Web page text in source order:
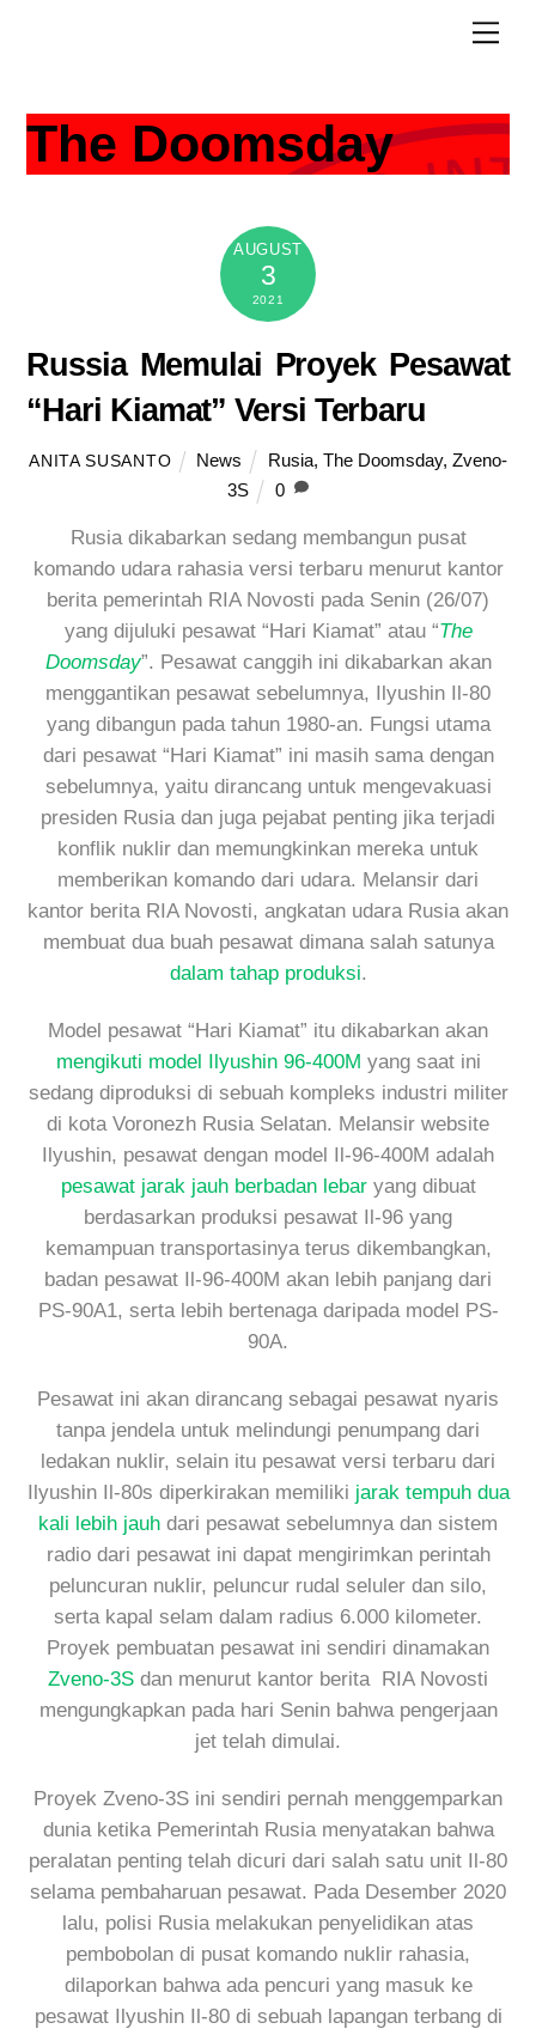
The Doomsday
AUGUST
3
2021
Russia Memulai Proyek Pesawat
“Hari Kiamat” Versi Terbaru
ANITA SUSANTO News Rusia, The Doomsday, Zveno-
3S
0
Rusia dikabarkan sedang membangun pusat
komando udara rahasia versi terbaru menurut kantor
berita pemerintah RIA Novosti pada Senin (26/07)
yang dijuluki pesawat “Hari Kiamat” atau “The
Doomsday”. Pesawat canggih ini dikabarkan akan
menggantikan pesawat sebelumnya, Ilyushin Il-80
yang dibangun pada tahun 1980-an. Fungsi utama
dari pesawat “Hari Kiamat” ini masih sama dengan
sebelumnya, yaitu dirancang untuk mengevakuasi
presiden Rusia dan juga pejabat penting jika terjadi
konflik nuklir dan memungkinkan mereka untuk
memberikan komando dari udara. Melansir dari
kantor berita RIA Novosti, angkatan udara Rusia akan
membuat dua buah pesawat dimana salah satunya
dalam tahap produksi.
Model pesawat “Hari Kiamat” itu dikabarkan akan
mengikuti model Ilyushin 96-400M yang saat ini
sedang diproduksi di sebuah kompleks industri militer
di kota Voronezh Rusia Selatan. Melansir website
Ilyushin, pesawat dengan model Il-96-400M adalah
pesawat jarak jauh berbadan lebaryang dibuat
berdasarkan produksi pesawat Il-96 yang
kemampuan transportasinya terus dikembangkan,
badan pesawat Il-96-400M akan lebih panjang dari
PS-90A1, serta lebih bertenaga daripada model PS-
90A.
Pesawat ini akan dirancang sebagai pesawat nyaris
tanpa jendela untuk melindungi penumpang dari
ledakan nuklir, selain itu pesawat versi terbaru dari
Ilyushin Il-80s diperkirakan memiliki jarak tempuh dua
kali lebih jauh dari pesawat sebelumnya dan sistem
radio dari pesawat ini dapat mengirimkan perintah
peluncuran nuklir, peluncur rudal seluler dan silo,
serta kapal selam dalam radius 6.000 kilometer.
Proyek pembuatan pesawat ini sendiri dinamakan
Zveno-3S dan menurut kantor berita RIA Novosti
mengungkapkan pada hari Senin bahwa pengerjaan
jet telah dimulai.
Proyek Zveno-3S ini sendiri pernah menggemparkan
dunia ketika Pemerintah Rusia menyatakan bahwa
peralatan penting telah dicuri dari salah satu unit Il-80
selama pembaharuan pesawat. Pada Desember 2020
lalu, polisi Rusia melakukan penyelidikan atas
pembobolan di pusat komando nuklir rahasia,
dilaporkan bahwa ada pencuri yang masuk ke
pesawat Ilyushin Il-80 di sebuah lapangan terbang di